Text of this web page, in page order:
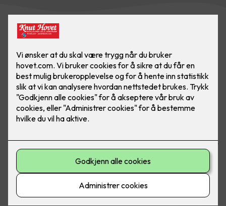
mat. Om man glemmer å slå av platen, eller om det blir for
varmt, er det viktig å ha en hjelper som sier ifra. Her ser du
komfyrvakt mKomfy® Wally 25R - Foto: CTM Lyng.
Hva er en komfyrvakt?